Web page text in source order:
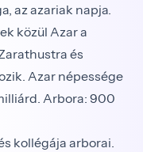
az azariak napja.
közül Azar a
és
Azar népessége
Arbora: 900
kollégája arborai.